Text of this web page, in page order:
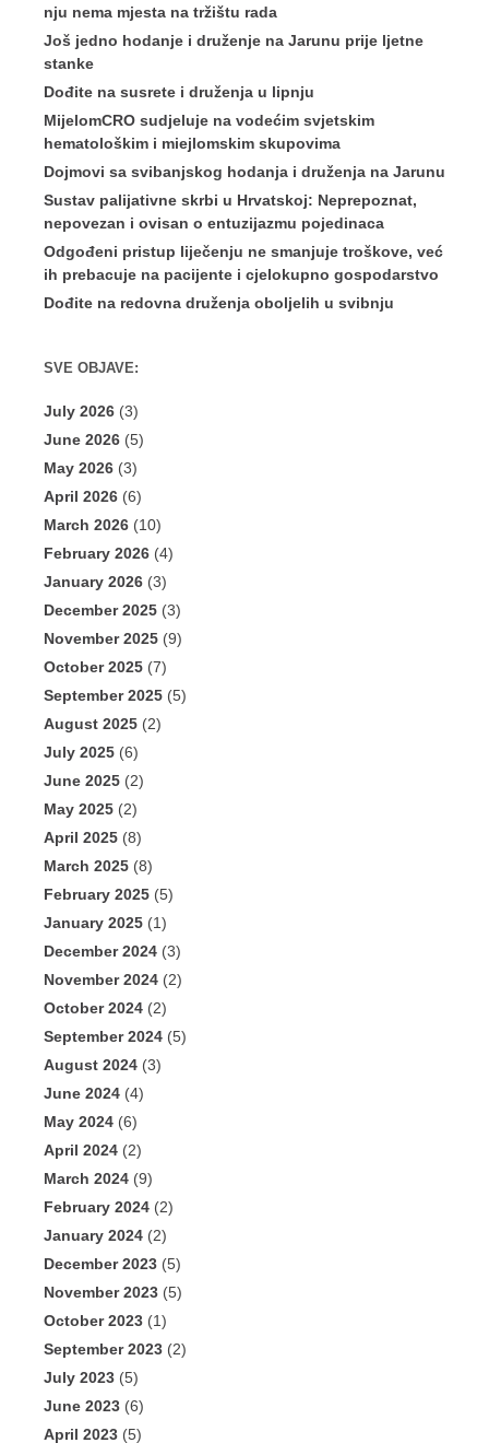
nju nema mjesta na tržištu rada
Još jedno hodanje i druženje na Jarunu prije ljetne
stanke
Dođite na susrete i druženja u lipnju
MijelomCRO sudjeluje na vodećim svjetskim
hematološkim i miejlomskim skupovima
Dojmovi sa svibanjskog hodanja i druženja na Jarunu
Sustav palijativne skrbi u Hrvatskoj: Neprepoznat,
nepovezan i ovisan o entuzijazmu pojedinaca
Odgođeni pristup liječenju ne smanjuje troškove, već
ih prebacuje na pacijente i cjelokupno gospodarstvo
Dođite na redovna druženja oboljelih u svibnju
SVE OBJAVE:
July 2026 (3)
June 2026 (5)
May 2026 (3)
April 2026 (6)
March 2026 (10)
February 2026 (4)
January 2026 (3)
December 2025 (3)
November 2025 (9)
October 2025 (7)
September 2025 (5)
August 2025 (2)
July 2025 (6)
June 2025 (2)
May 2025 (2)
April 2025 (8)
March 2025 (8)
February 2025 (5)
January 2025 (1)
December 2024 (3)
November 2024 (2)
October 2024 (2)
September 2024 (5)
August 2024 (3)
June 2024 (4)
May 2024 (6)
April 2024 (2)
March 2024 (9)
February 2024 (2)
January 2024 (2)
December 2023 (5)
November 2023 (5)
October 2023 (1)
September 2023 (2)
July 2023 (5)
June 2023 (6)
April 2023 (5)